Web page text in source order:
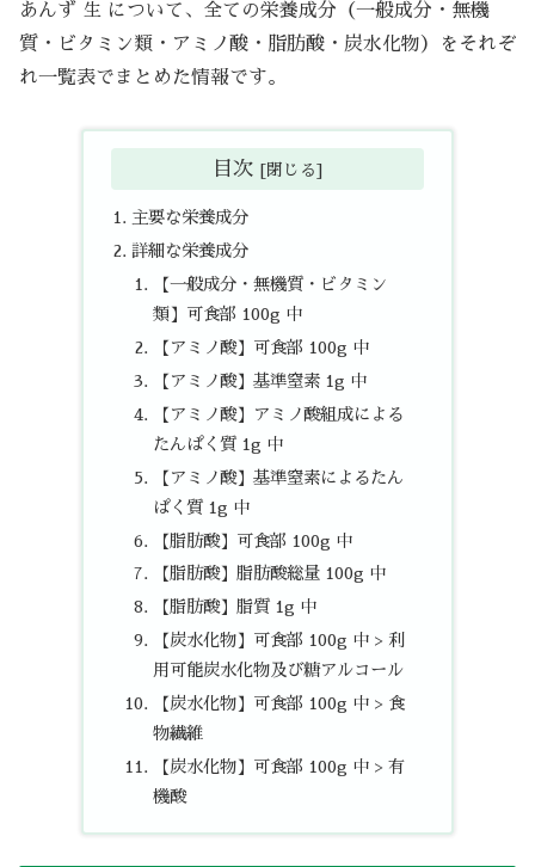
あんず 生 について、全ての栄養成分（一般成分・無機
質・ビタミン類・アミノ酸・脂肪酸・炭水化物）をそれぞ
れ一覧表でまとめた情報です。
目次
主要な栄養成分
詳細な栄養成分
【一般成分・無機質・ビタミン
類】可食部 100g 中
【アミノ酸】可食部 100g 中
【アミノ酸】基準窒素 1g 中
【アミノ酸】アミノ酸組成による
たんぱく質 1g 中
【アミノ酸】基準窒素によるたん
ぱく質 1g 中
【脂肪酸】可食部 100g 中
【脂肪酸】脂肪酸総量 100g 中
【脂肪酸】脂質 1g 中
【炭水化物】可食部 100g 中 > 利
用可能炭水化物及び糖アルコール
【炭水化物】可食部 100g 中 > 食
物繊維
【炭水化物】可食部 100g 中 > 有
機酸